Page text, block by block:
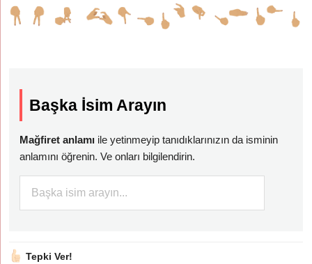
Başka İsim Arayın
Mağfiret anlamı ile yetinmeyip tanıdıklarınızın da isminin
anlamını öğrenin. Ve onları bilgilendirin.
Tepki Ver!